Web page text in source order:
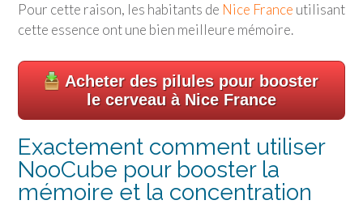
Pour cette raison, les habitants de Nice France utilisant
cette essence ont une bien meilleure mémoire.
Acheter des pilules pour booster
le cerveau à Nice France
Exactement comment utiliser
NooCube pour booster la
mémoire et la concentration